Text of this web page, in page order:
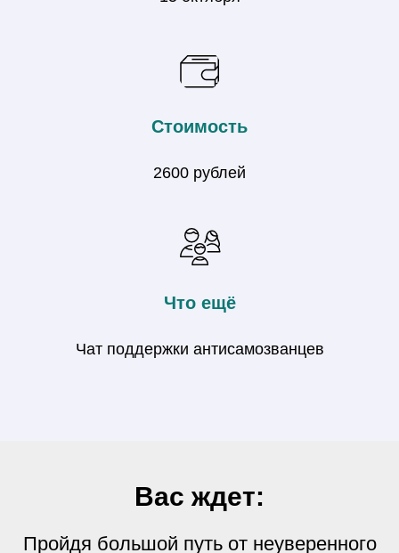
Стоимость
2600 рублей
Что ещё
Чат поддержки антисамозванцев
Вас ждет:
Пройдя большой путь от неуверенного